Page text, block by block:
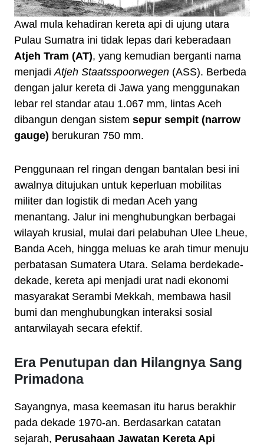
Awal mula kehadiran kereta api di ujung utara
Pulau Sumatra ini tidak lepas dari keberadaan
Atjeh Tram (AT), yang kemudian berganti nama
menjadiAtjeh Staatsspoorwegen (ASS). Berbeda
dengan jalur kereta di Jawa yang menggunakan
lebar rel standar atau 1.067 mm, lintas Aceh
dibangun dengan sistem sepur sempit (narrow
gauge) berukuran 750 mm.
Penggunaan rel ringan dengan bantalan besi ini
awalnya ditujukan untuk keperluan mobilitas
militer dan logistik di medan Aceh yang
menantang. Jalur ini menghubungkan berbagai
wilayah krusial, mulai dari pelabuhan Ulee Lheue,
Banda Aceh, hingga meluas ke arah timur menuju
perbatasan Sumatera Utara. Selama berdekade-
dekade, kereta api menjadi urat nadi ekonomi
masyarakat Serambi Mekkah, membawa hasil
bumi dan menghubungkan interaksi sosial
antarwilayah secara efektif.
Era Penutupan dan Hilangnya Sang
Primadona
Sayangnya, masa keemasan itu harus berakhir
pada dekade 1970-an. Berdasarkan catatan
sejarah, Perusahaan Jawatan Kereta Api